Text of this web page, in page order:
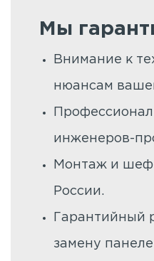
Мы
Внимание к
нюансам
инженеров-
Монтаж и
России.
Гарантийный
замену